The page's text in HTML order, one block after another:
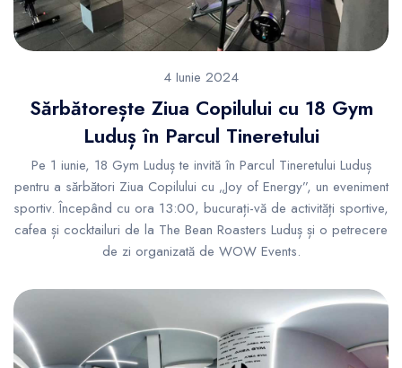
4 Iunie 2024
Sărbătorește Ziua Copilului cu 18 Gym
Luduș în Parcul Tineretului
Pe 1 iunie, 18 Gym Luduș te invită în Parcul Tineretului Luduș
pentru a sărbători Ziua Copilului cu „Joy of Energy”, un eveniment
sportiv. Începând cu ora 13:00, bucurați-vă de activități sportive,
cafea și cocktailuri de la The Bean Roasters Luduș și o petrecere
de zi organizată de WOW Events.